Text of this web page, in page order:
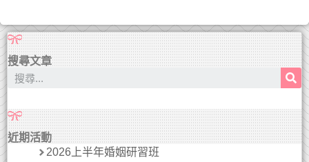
搜尋文章
近期活動
2026上半年婚姻研習班